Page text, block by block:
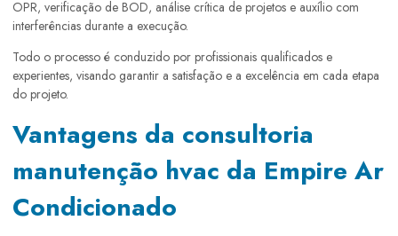
OPR, verificação de BOD, análise crítica de projetos e auxílio com
interferências durante a execução.
Todo o processo é conduzido por profissionais qualificados e
experientes, visando garantir a satisfação e a excelência em cada etapa
do projeto.
Vantagens da consultoria
manutenção hvac da Empire Ar
Condicionado